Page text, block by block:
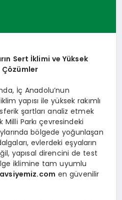
Sert İklimi ve Yüksek
Çözümler
İç Anadolu’nun
yapısı ile yüksek rakımlı
şartları analiz etmek
Milli Parkı çevresindeki
bölgede yoğunlaşan
evlerdeki eşyaların
yapısal direncini de test
iklimine tam uyumlu
en güvenilir